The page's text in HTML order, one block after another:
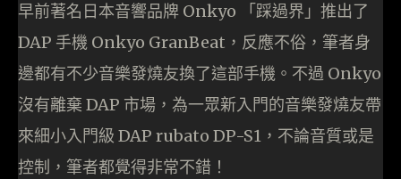
早前著名日本音響品牌 Onkyo 「踩過界」推出了
DAP 手機 Onkyo GranBeat，反應不俗，筆者身
邊都有不少音樂發燒友換了這部手機。不過 Onkyo
沒有離棄 DAP 市場，為一眾新入門的音樂發燒友帶
來細小入門級 DAP rubato DP-S1，不論音質或是
控制，筆者都覺得非常不錯！